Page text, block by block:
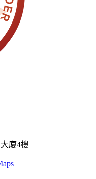
廈4樓